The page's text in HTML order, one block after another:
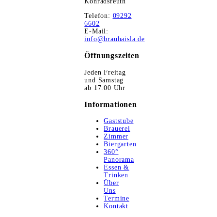
Telefon: 09292
6602
E-Mail:
info@brauhaisla.de
Öffnungszeiten
Jeden Freitag
und Samstag
ab 17.00 Uhr
Informationen
Gaststube
Brauerei
Zimmer
Biergarten
360°
Panorama
Essen &
Trinken
Über
Uns
Termine
Kontakt